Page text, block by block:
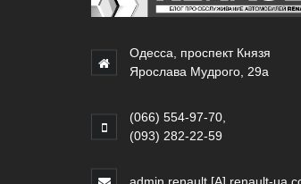
Одесса, проспект Князя
Ярослава Мудрого, 29а
(066) 554-97-70
(093) 282-22-59
admin.renault [A] renault-